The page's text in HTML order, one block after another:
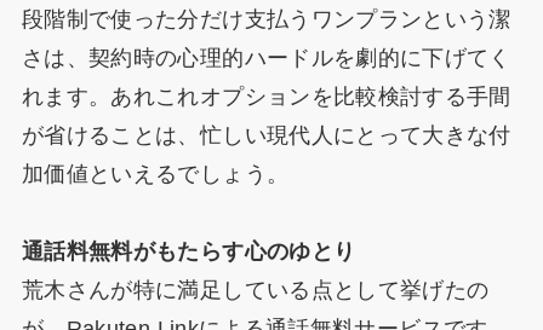
段階制で使った分だけ支払うワンプランという潔
さは、契約時の心理的ハードルを劇的に下げてく
れます。あれこれオプションを比較検討する手間
が省けることは、忙しい現代人にとって大きな付
加価値といえるでしょう。
通話料無料がもたらす心のゆとり
荒木さんが特に満足している点として挙げたの